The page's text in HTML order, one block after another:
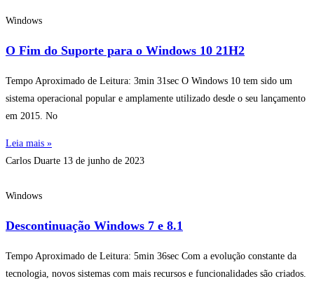
Windows
O Fim do Suporte para o Windows 10 21H2
Tempo Aproximado de Leitura: 3min 31sec O Windows 10 tem sido um
sistema operacional popular e amplamente utilizado desde o seu lançamento
em 2015. No
Leia mais »
Carlos Duarte 13 de junho de 2023
Windows
Descontinuação Windows 7 e 8.1
Tempo Aproximado de Leitura: 5min 36sec Com a evolução constante da
tecnologia, novos sistemas com mais recursos e funcionalidades são criados.